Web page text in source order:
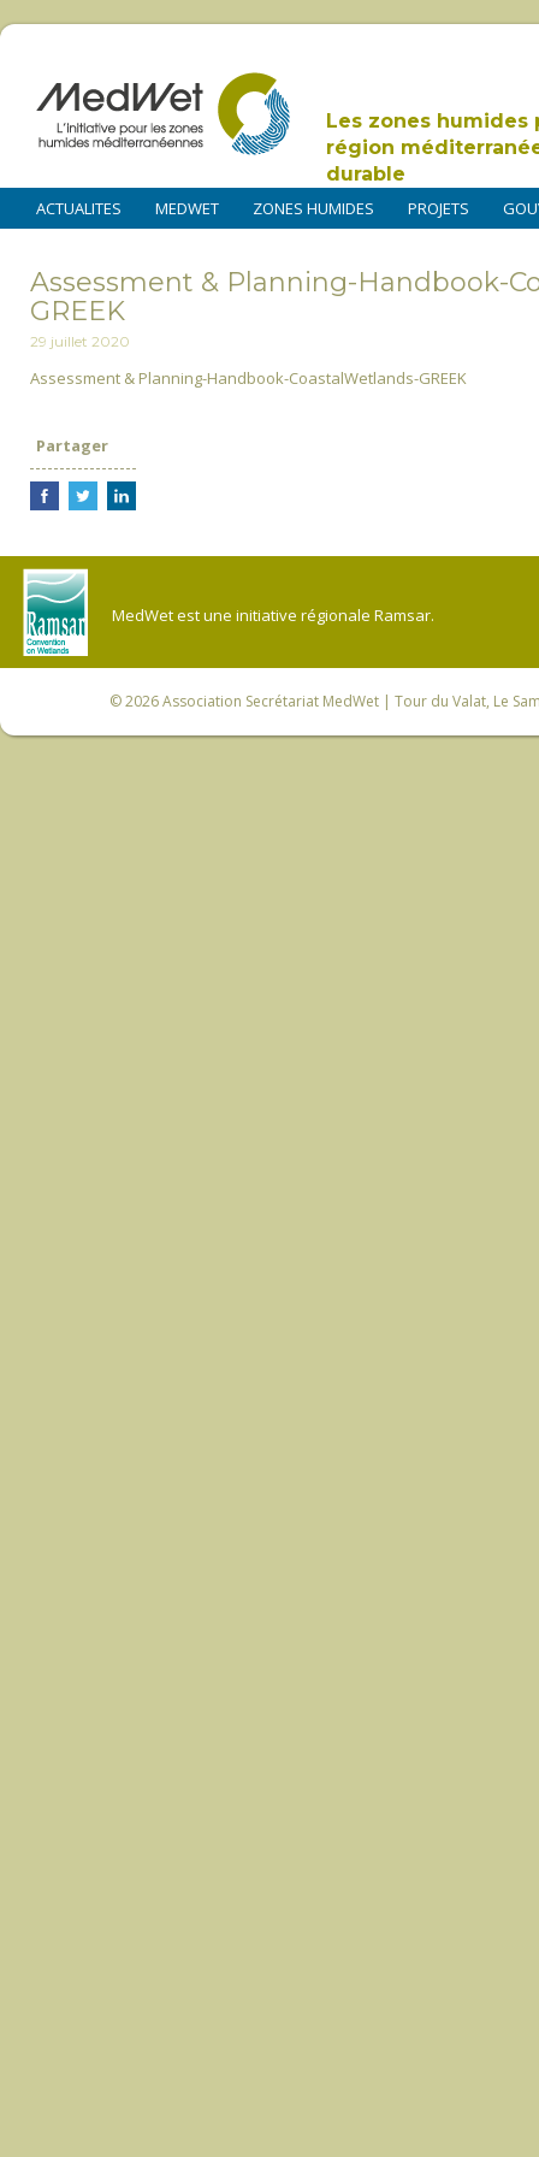
Les zones humides
région
durable
ACTUALITES MEDWET ZONES HUMIDES PROJETS
Assessment & Planning-Handbook-
GREEK
29 juillet 2020
Assessment & Planning-Handbook-CoastalWetlands-GREEK
Partager
MedWet est une initiative régionale Ramsar.
© 2026Association Secrétariat MedWet | Tour du Valat, Le